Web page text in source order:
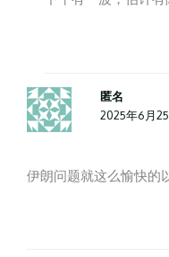
匿名
2025年6月25
伊朗问题就这么愉快的